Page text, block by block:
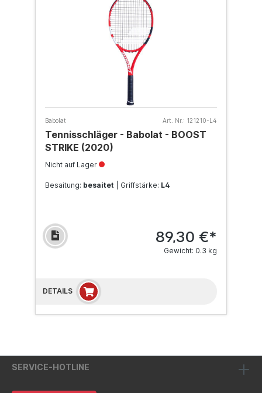
Babolat Art. Nr.: 121210-L4
Tennisschläger - Babolat - BOOST
STRIKE (2020)
Nicht auf Lager
Besaitung: besaitet | Griffstärke: L4
89,30 €*
Gewicht: 0.3 kg
DETAILS
SERVICE-HOTLINE